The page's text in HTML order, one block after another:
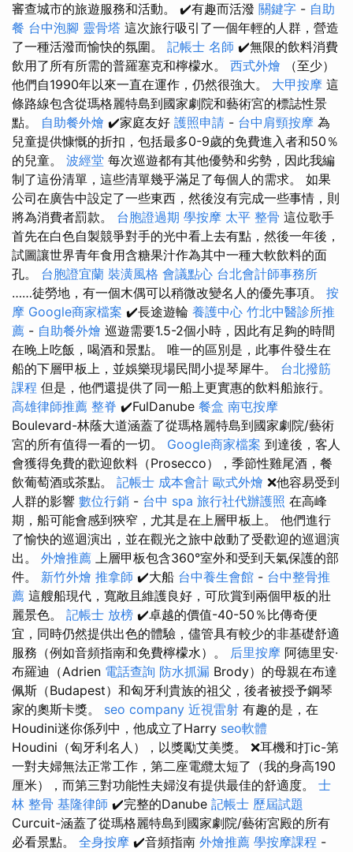
審查城市的旅遊服務和活動。 ✔️有趣而活潑 關鍵字 - 自助
餐 台中泡腳 靈骨塔 這次旅行吸引了一個年輕的人群，營造
了一種活潑而愉快的氛圍。 記帳士 名師 ✔️無限的飲料消費
飲用了所有所需的普羅塞克和檸檬水。 西式外燴 （至少）
他們自1990年以來一直在運作，仍然很強大。 大甲按摩 這
條路線包含從瑪格麗特島到國家劇院和藝術宮的標誌性景
點。 自助餐外燴 ✔️家庭友好 護照申請 - 台中肩頸按摩 為
兒童提供慷慨的折扣，包括最多0-9歲的免費進入者和50％
的兒童。 波經堂 每次巡遊都有其他優勢和劣勢，因此我編
制了這份清單，這些清單幾乎滿足了每個人的需求。 如果
公司在廣告中設定了一些東西，然後沒有完成一些事情，則
將為消費者罰款。 台胞證過期 學按摩 太平 整骨 這位歌手
首先在白色自製競爭對手的光中看上去有點，然後一年後，
試圖讓世界青年食用含糖果汁作為其中一種大軟飲料的面
孔。 台胞證宜蘭 裝潢風格 會議點心 台北會計師事務所
……徒勞地，有一個木偶可以稍微改變名人的優先事項。 按
摩 Google商家檔案 ✔️長途遊輪 養護中心 竹北中醫診所推
薦 - 自助餐外燴 巡遊需要1.5-2個小時，因此有足夠的時間
在晚上吃飯，喝酒和景點。 唯一的區別是，此事件發生在
船的下層甲板上，並娛樂現場民間小提琴犀牛。 台北撥筋
課程 但是，他們還提供了同一船上更實惠的飲料船旅行。
高雄律師推薦 整脊 ✔️FulDanube 餐盒 南屯按摩
Boulevard-林蔭大道涵蓋了從瑪格麗特島到國家劇院/藝術
宮的所有值得一看的一切。 Google商家檔案 到達後，客人
會獲得免費的歡迎飲料（Prosecco），季節性雞尾酒，餐
飲葡萄酒或茶點。 記帳士 成本會計 歐式外燴 ❌他容易受到
人群的影響 數位行銷 - 台中 spa 旅行社代辦護照 在高峰
期，船可能會感到狹窄，尤其是在上層甲板上。 他們進行
了愉快的巡迴演出，並在觀光之旅中啟動了受歡迎的巡迴演
出。 外燴推薦 上層甲板包含360°室外和受到天氣保護的部
件。 新竹外燴 推拿師 ✔️大船 台中養生會館 - 台中整骨推
薦 這艘船現代，寬敞且維護良好，可欣賞到兩個甲板的壯
麗景色。 記帳士 放榜 ✔️卓越的價值-40-50％比傳奇便
宜，同時仍然提供出色的體驗，儘管具有較少的非基礎舒適
服務（例如音頻指南和免費檸檬水）。 后里按摩 阿德里安·
布羅迪（Adrien 電話查詢 防水抓漏 Brody）的母親在布達
佩斯（Budapest）和匈牙利貴族的祖父，後者被授予鋼琴
家的奧斯卡獎。 seo company 近視雷射 有趣的是，在
Houdini迷你係列中，他成立了Harry seo軟體
Houdini（匈牙利名人），以獎勵艾美獎。 ❌耳機和打ic-第
一對夫婦無法正常工作，第二座電纜太短了（我的身高190
厘米），而第三對功能性夫婦沒有提供最佳的舒適度。 士
林 整骨 基隆律師 ✔️完整的Danube 記帳士 歷屆試題
Curcuit-涵蓋了從瑪格麗特島到國家劇院/藝術宮殿的所有
必看景點。 全身按摩 ✔️音頻指南 外燴推薦 學按摩課程 -